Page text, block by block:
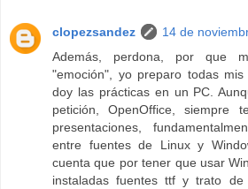
clopezsandez
14 de
Además, perdona, por que
"emoción", yo preparo todas
doy las prácticas en un PC.
petición, OpenOffice, siempre
presentaciones,
entre fuentes de Linux y
cuenta que por tener que usar
instaladas fuentes ttf y trato